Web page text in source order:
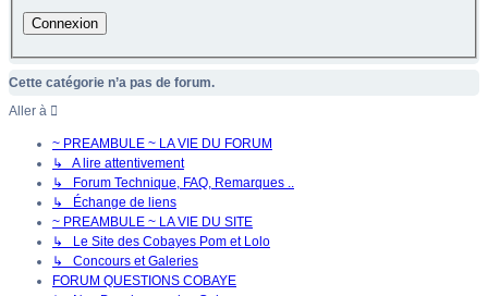
Cette catégorie n’a pas de forum.
Aller à
~ PREAMBULE ~ LA VIE DU FORUM
↳ A lire attentivement
↳ Forum Technique, FAQ, Remarques ..
↳ Échange de liens
~ PREAMBULE ~ LA VIE DU SITE
↳ Le Site des Cobayes Pom et Lolo
↳ Concours et Galeries
FORUM QUESTIONS COBAYE